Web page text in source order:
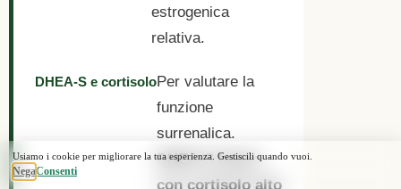
estrogenica
relativa.
DHEA-S e cortisoloPer valutare la
funzione
surrenalica.
DHEA-S basso
con cortisolo alto